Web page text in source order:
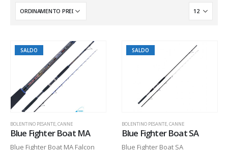
SALDO
BOLENTINO PESANTE,CANNE
Blue Fighter Boat MA
Blue Fighter Boat MA Falcon
SALDO
BOLENTINO PESANTE,CANNE
Blue Fighter Boat SA
Blue Fighter Boat SA